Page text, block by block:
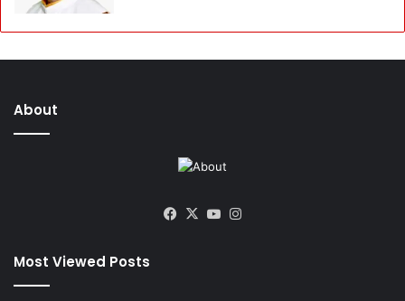
About
Facebook
X YouTube
Most Viewed Posts